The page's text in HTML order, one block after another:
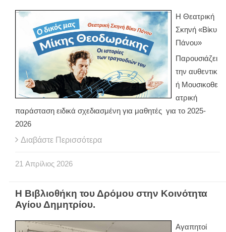
Η Θεατρική
Σκηνή «Βίκυ
Πάνου»
Παρουσιάζει
την αυθεντικ
ή Μουσικοθε
ατρική
παράσταση ειδικά σχεδιασμένη για μαθητές για το 2025-
2026
Διαβάστε Περισσότερα
21 Απρίλιος 2026
Η Βιβλιοθήκη του Δρόμου στην Κοινότητα
Αγίου Δημητρίου.
Αγαπητοί